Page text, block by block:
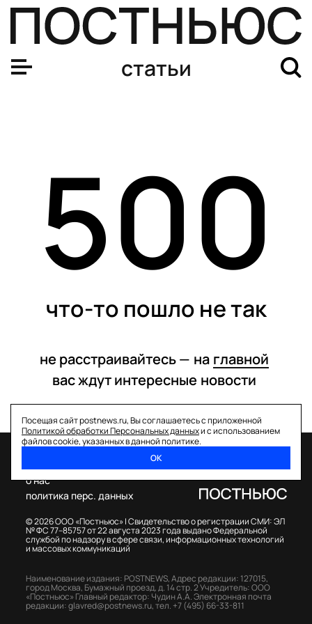
статьи
500
что-то пошло не так
не расстраивайтесь — на главной
вас ждут интересные новости
Посещая сайт postnews.ru, Вы соглашаетесь с приложенной
Политикой обработки Персональных данныхи с использованием
файлов cookie, указанных в данной политике.
ОК
© 2026 ООО «Постньюс» |Свидетельство о регистрации СМИ: ЭЛ
№ ФС 77–85757 от 22 августа 2023 года выдано Федеральной
службой по надзору в сфере связи, информационных технологий
и массовых коммуникаций
о нас
политика перс. данных
Наименование издания: POSTNEWS,Адрес редакции: 127015,
город Москва, Бумажный проезд, д. 14 стр. 2Учредитель: ООО
«Постньюс» Главный редактор: Чудин А.А.Электронная почта
редакции:glavred@postnews.ru,тел. +7 (495) 66-33-811